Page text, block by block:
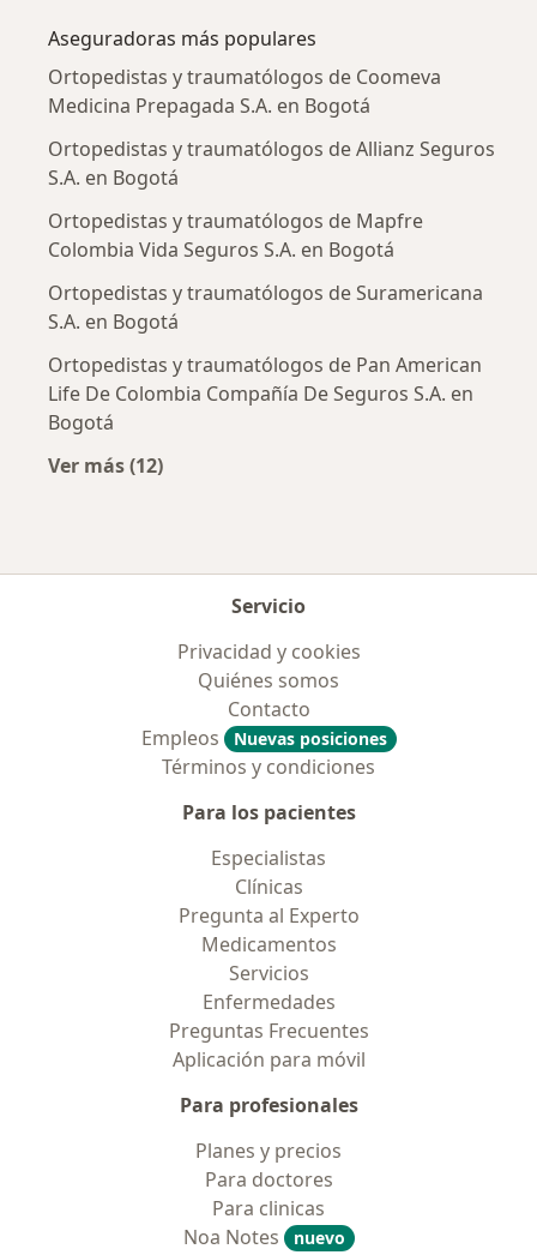
Aseguradoras más populares
Ortopedistas y traumatólogos de Coomeva
Medicina Prepagada S.A. en Bogotá
Ortopedistas y traumatólogos de Allianz Seguros
S.A. en Bogotá
Ortopedistas y traumatólogos de Mapfre
Colombia Vida Seguros S.A. en Bogotá
Ortopedistas y traumatólogos de Suramericana
S.A. en Bogotá
Ortopedistas y traumatólogos de Pan American
Life De Colombia Compañía De Seguros S.A. en
Bogotá
Ver más (12)
Servicio
Privacidad y cookies
Quiénes somos
Contacto
Empleos
Nuevas posiciones
Términos y condiciones
Para los pacientes
Especialistas
Clínicas
Pregunta al Experto
Medicamentos
Servicios
Enfermedades
Preguntas Frecuentes
Aplicación para móvil
Para profesionales
Planes y precios
Para doctores
Para clinicas
Noa Notes
nuevo